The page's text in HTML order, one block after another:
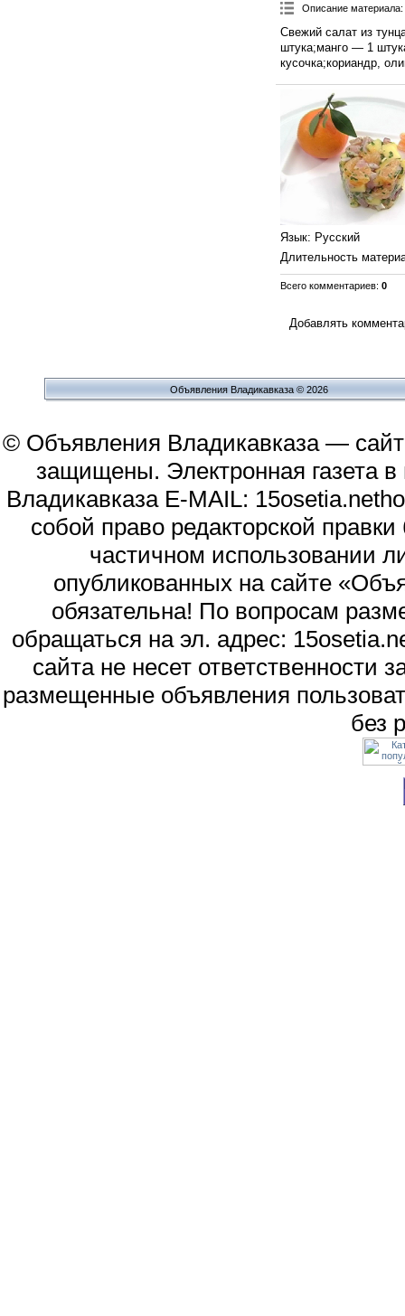
Описание материала:
Свежий салат из
штука;манго — 1
кусочка;кориандр,
Язык: Русский
Длительность
Всего комментариев: 0
Добавлять
Объявления Владикавказа © 2026
© Объявления Владикавказа —
защищены. Электронная газета
Владикавказа E-MAIL:
собой право редакторской
частичном использовании
опубликованных на сайте
обязательна! По вопросам
обращаться на эл. адрес:
сайта не несет
размещенные объявления
без